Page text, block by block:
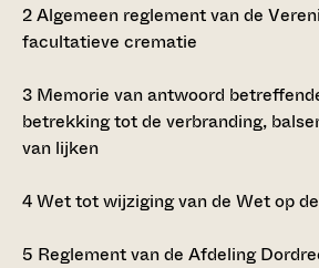
2Algemeen reglement van de
facultatieve crematie
3 Memorie van antwoord
betrekking tot de verbranding,
van lijken
4Wet tot wijziging van de Wet op
5 Reglement van de Afdeling